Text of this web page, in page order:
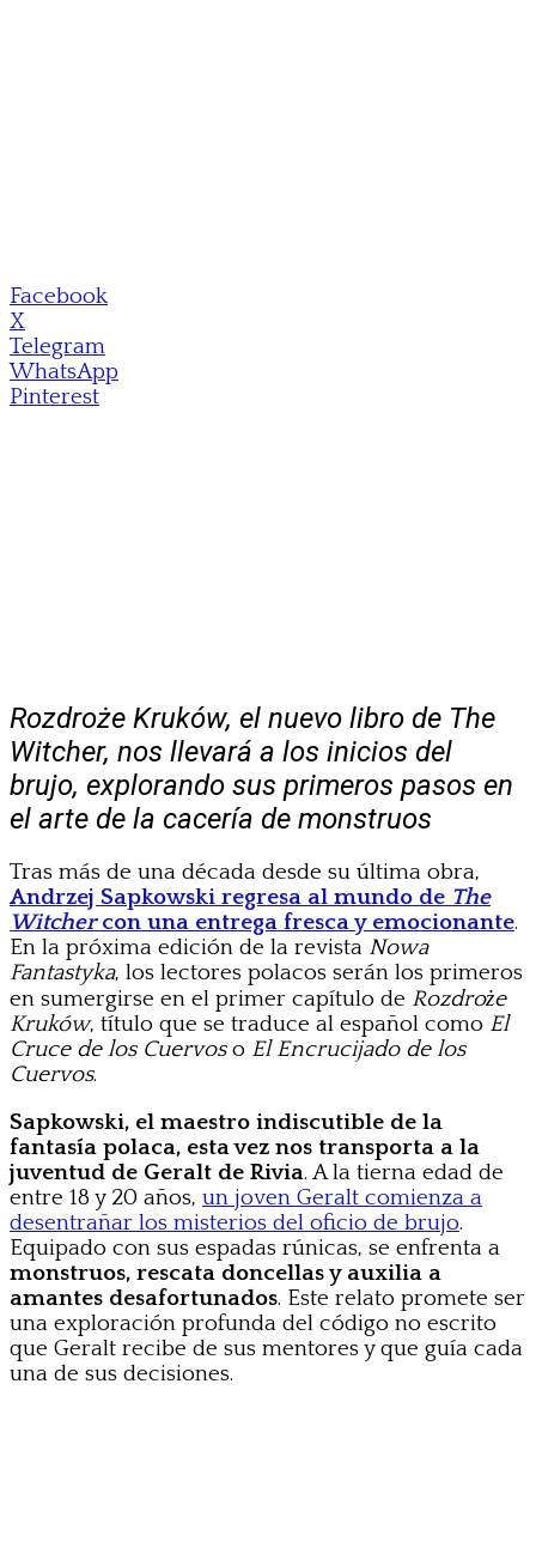
Facebook
X
Telegram
WhatsApp
Pinterest
Rozdroże Kruków, el nuevo libro de The
Witcher, nos llevará a los inicios del
brujo, explorando sus primeros pasos en
el arte de la cacería de monstruos
Tras más de una década desde su última obra,
Andrzej Sapkowski regresa al mundo de The
Witchercon una entrega fresca y emocionante.
En la próxima edición de la revista Nowa
Fantastyka, los lectores polacos serán los primeros
en sumergirse en el primer capítulo de Rozdroże
Kruków, título que se traduce al español como El
Cruce de los Cuervoso El Encrucijado de los
Cuervos.
Sapkowski, el maestro indiscutible de la
fantasía polaca, esta vez nos transporta a la
juventud de Geralt de Rivia. A la tierna edad de
entre 18 y 20 años, un joven Geralt comienza a
desentrañar los misterios del oficio de brujo.
Equipado con sus espadas rúnicas, se enfrenta a
monstruos, rescata doncellas y auxilia a
amantes desafortunados. Este relato promete ser
una exploración profunda del código no escrito
que Geralt recibe de sus mentores y que guía cada
una de sus decisiones.